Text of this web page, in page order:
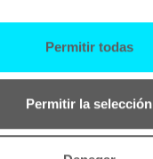
Permitir todas
Permitir la selección